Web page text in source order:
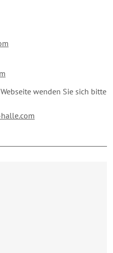
wenden Sie sich bitte